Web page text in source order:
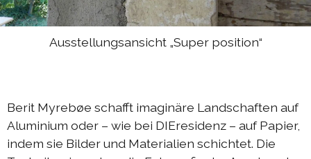
Sommerprogramm 2023
DIEresidenz EXTRA-Performance 2023
Austausch Berlin-Die 2022
Austausch Die-Berlin 2022
Ausstellungsansicht „Super position“
Berit Myrebøe schafft imaginäre Landschaften auf
Aluminium oder – wie bei DIEresidenz – auf Papier,
indem sie Bilder und Materialien schichtet. Die